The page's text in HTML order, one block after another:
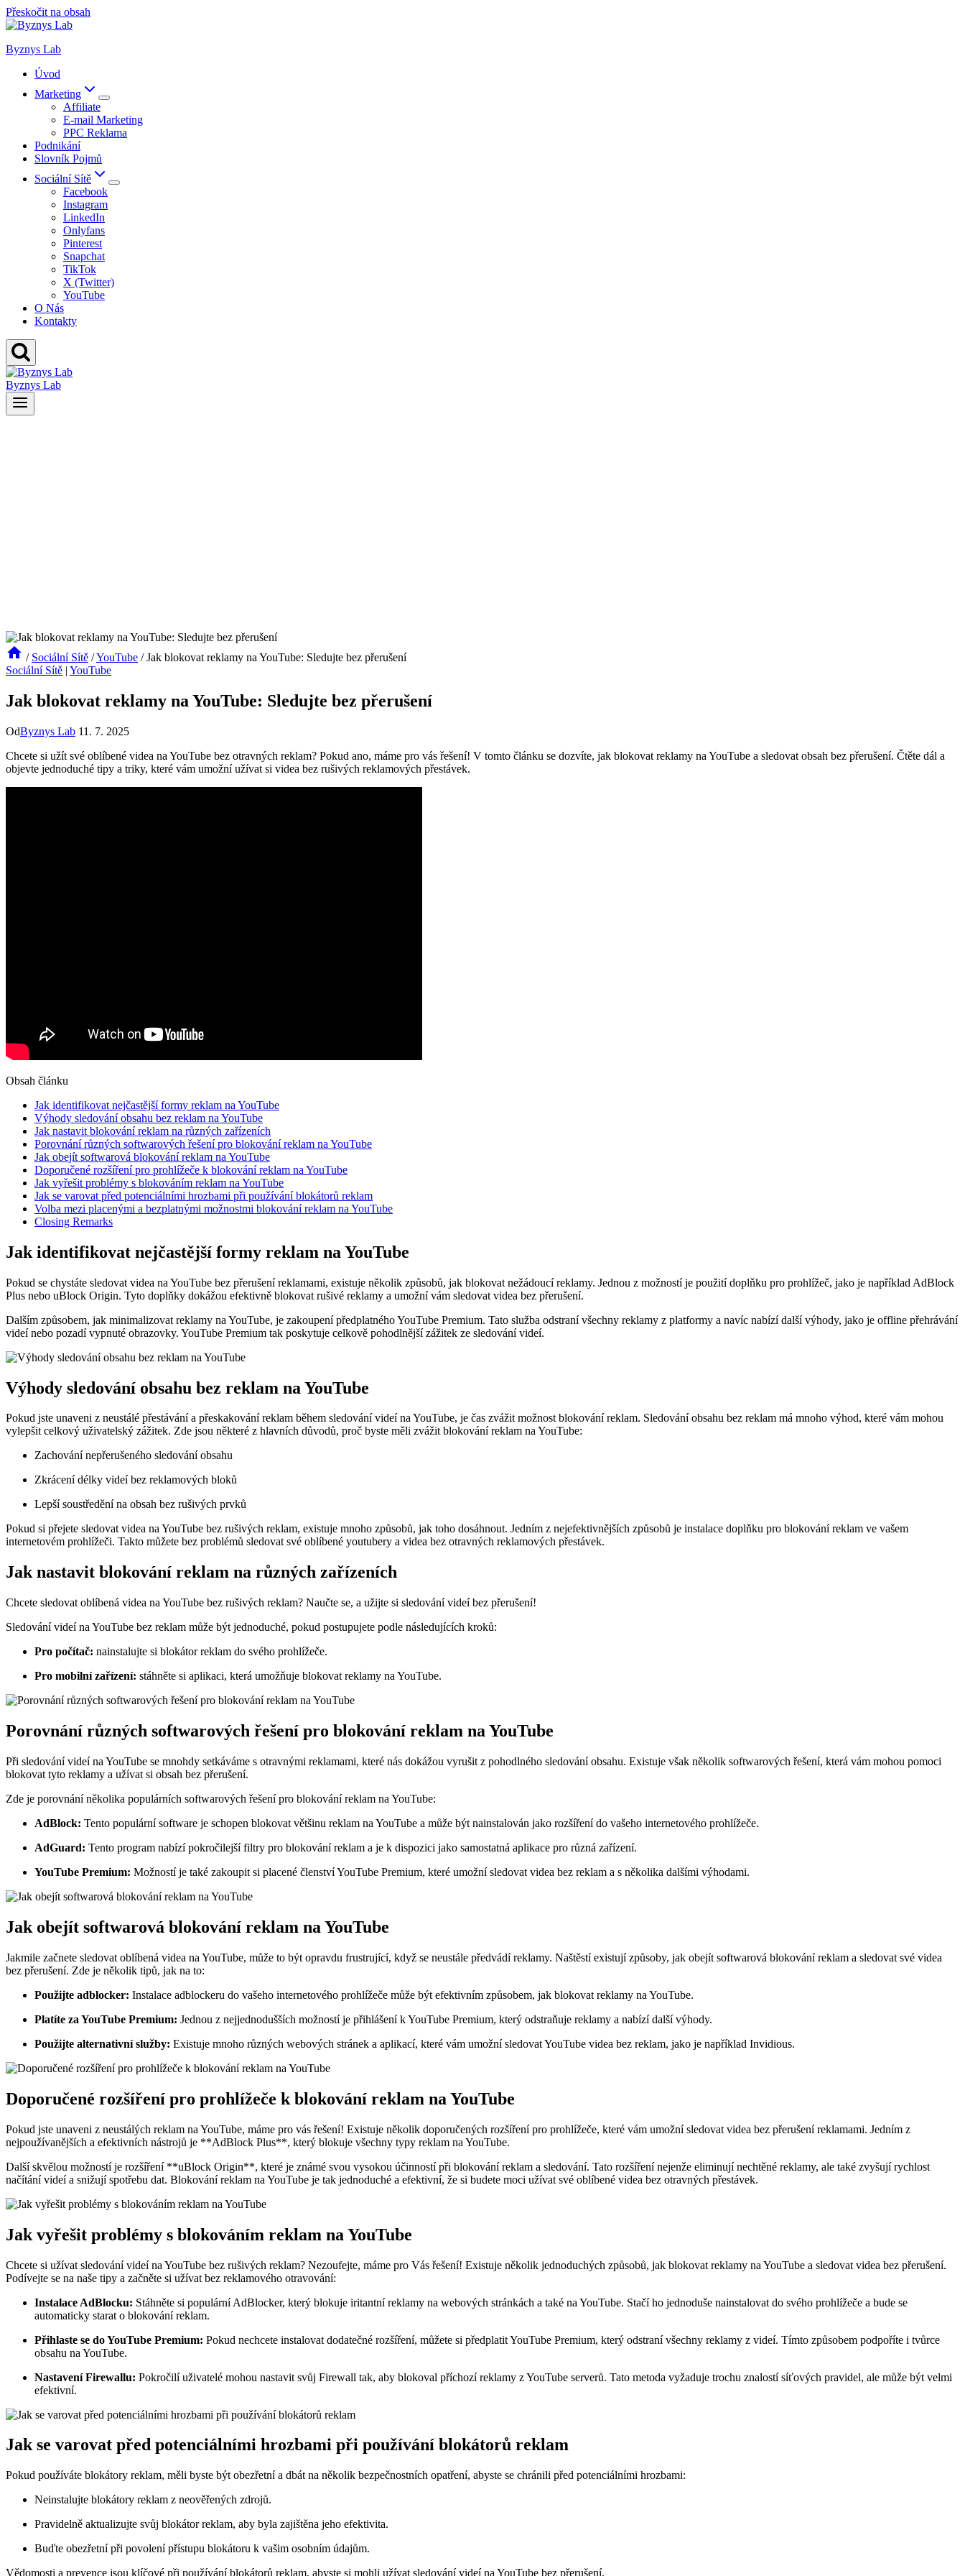
Přeskočit na obsah
Byznys Lab
Úvod
Marketing
Affiliate
E-mail Marketing
PPC Reklama
Podnikání
Slovník Pojmů
Sociální Sítě
Facebook
Instagram
LinkedIn
Onlyfans
Pinterest
Snapchat
TikTok
X (Twitter)
YouTube
O Nás
Kontakty
Byznys Lab
/ Sociální Sítě /YouTube / Jak blokovat reklamy na YouTube: Sledujte bez přerušení
Sociální Sítě | YouTube
Jak blokovat reklamy na YouTube: Sledujte bez přerušení
OdByznys Lab 11. 7. 2025
Chcete si užít své oblíbené videa na YouTube bez otravných reklam? Pokud ano, máme pro vás řešení! V tomto článku se dozvíte, jak blokovat reklamy na YouTube a sledovat obsah bez přerušení. Čtěte dál a
objevte jednoduché tipy a triky, které vám umožní užívat si videa bez rušivých reklamových přestávek.
Obsah článku
Jak identifikovat nejčastější formy reklam na YouTube
Výhody sledování obsahu bez reklam na YouTube
Jak nastavit blokování reklam na různých zařízeních
Porovnání různých softwarových řešení pro blokování reklam na YouTube
Jak obejít softwarová blokování reklam na YouTube
Doporučené rozšíření pro prohlížeče k blokování reklam na YouTube
Jak vyřešit problémy s blokováním reklam na YouTube
Jak se varovat před potenciálními hrozbami při používání blokátorů reklam
Volba mezi placenými a bezplatnými možnostmi blokování reklam na YouTube
Closing Remarks
Jak identifikovat nejčastější formy reklam na YouTube
Pokud se chystáte sledovat videa na YouTube bez přerušení reklamami, existuje několik způsobů, jak blokovat nežádoucí reklamy. Jednou z možností je použití doplňku pro prohlížeč, jako je například AdBlock
Plus nebo uBlock Origin. Tyto doplňky dokážou efektivně blokovat rušivé reklamy a umožní vám sledovat videa bez přerušení.
Dalším způsobem, jak minimalizovat reklamy na YouTube, je zakoupení předplatného YouTube Premium. Tato služba odstraní všechny reklamy z platformy a navíc nabízí další výhody, jako je offline přehrávání
videí nebo pozadí vypnuté obrazovky. YouTube Premium tak poskytuje celkově pohodlnější zážitek ze sledování videí.
Výhody sledování obsahu bez reklam na YouTube
Pokud jste unaveni z neustálé přestávání a přeskakování reklam během sledování videí na YouTube, je čas zvážit možnost blokování reklam. Sledování obsahu bez reklam má mnoho výhod, které vám mohou
vylepšit celkový uživatelský zážitek. Zde jsou některé z hlavních důvodů, proč byste měli zvážit blokování reklam na YouTube:
Zachování nepřerušeného sledování obsahu
Zkrácení délky videí bez reklamových bloků
Lepší soustředění na obsah bez rušivých prvků
Pokud si přejete sledovat videa na YouTube bez rušivých reklam, existuje mnoho způsobů, jak toho dosáhnout. Jedním z nejefektivnějších způsobů je instalace doplňku pro blokování reklam ve vašem
internetovém prohlížeči. Takto můžete bez problémů sledovat své oblíbené youtubery a videa bez otravných reklamových přestávek.
Jak nastavit blokování reklam na různých zařízeních
Chcete sledovat oblíbená videa na YouTube bez rušivých reklam? Naučte se, a užijte si sledování videí bez přerušení!
Sledování videí na YouTube bez reklam může být jednoduché, pokud postupujete podle následujících kroků:
Pro počítač: nainstalujte si blokátor reklam do svého prohlížeče.
Pro mobilní zařízení: stáhněte si aplikaci, která umožňuje blokovat reklamy na YouTube.
Porovnání různých softwarových řešení pro blokování reklam na YouTube
Při sledování videí na YouTube se mnohdy setkáváme s otravnými reklamami, které nás dokážou vyrušit z pohodlného sledování obsahu. Existuje však několik softwarových řešení, která vám mohou pomoci
blokovat tyto reklamy a užívat si obsah bez přerušení.
Zde je porovnání několika populárních softwarových řešení pro blokování reklam na YouTube:
AdBlock: Tento populární software je schopen blokovat většinu reklam na YouTube a může být nainstalován jako rozšíření do vašeho internetového prohlížeče.
AdGuard: Tento program nabízí pokročilejší filtry pro blokování reklam a je k dispozici jako samostatná aplikace pro různá zařízení.
YouTube Premium: Možností je také zakoupit si placené členství YouTube Premium, které umožní sledovat videa bez reklam a s několika dalšími výhodami.
Jak obejít softwarová blokování reklam na YouTube
Jakmile začnete sledovat oblíbená videa na YouTube, může to být opravdu frustrující, když se neustále předvádí reklamy. Naštěstí existují způsoby, jak obejít softwarová blokování reklam a sledovat své videa
bez přerušení. Zde je několik tipů, jak na to:
Použijte adblocker: Instalace adblockeru do vašeho internetového prohlížeče může být efektivním způsobem, jak blokovat reklamy na YouTube.
Platíte za YouTube Premium: Jednou z nejjednodušších možností je přihlášení k YouTube Premium, který odstraňuje reklamy a nabízí další výhody.
Použijte alternativní služby: Existuje mnoho různých webových stránek a aplikací, které vám umožní sledovat YouTube videa bez reklam, jako je například Invidious.
Doporučené rozšíření pro prohlížeče k blokování reklam na YouTube
Pokud jste unaveni z neustálých reklam na YouTube, máme pro vás řešení! Existuje několik doporučených rozšíření pro prohlížeče, které vám umožní sledovat videa bez přerušení reklamami. Jedním z
nejpoužívanějších a efektivních nástrojů je **AdBlock Plus**, který blokuje všechny typy reklam na YouTube.
Další skvělou možností je rozšíření **uBlock Origin**, které je známé svou vysokou účinností při blokování reklam a sledování. Tato rozšíření nejenže eliminují nechtěné reklamy, ale také zvyšují rychlost
načítání videí a snižují spotřebu dat. Blokování reklam na YouTube je tak jednoduché a efektivní, že si budete moci užívat své oblíbené videa bez otravných přestávek.
Jak vyřešit problémy s blokováním reklam na YouTube
Chcete si užívat sledování videí na YouTube bez rušivých reklam? Nezoufejte, máme pro Vás řešení! Existuje několik jednoduchých způsobů, jak blokovat reklamy na YouTube a sledovat videa bez přerušení.
Podívejte se na naše tipy a začněte si užívat bez reklamového otravování:
Instalace AdBlocku: Stáhněte si populární AdBlocker, který blokuje iritantní reklamy na webových stránkách a také na YouTube. Stačí ho jednoduše nainstalovat do svého prohlížeče a bude se
automaticky starat o blokování reklam.
Přihlaste se do YouTube Premium: Pokud nechcete instalovat dodatečné rozšíření, můžete si předplatit YouTube Premium, který odstraní všechny reklamy z videí. Tímto způsobem podpoříte i tvůrce
obsahu na YouTube.
Nastavení Firewallu: Pokročilí uživatelé mohou nastavit svůj Firewall tak, aby blokoval příchozí reklamy z YouTube serverů. Tato metoda vyžaduje trochu znalostí síťových pravidel, ale může být velmi
efektivní.
Jak se varovat před potenciálními hrozbami při používání blokátorů reklam
Pokud používáte blokátory reklam, měli byste být obezřetní a dbát na několik bezpečnostních opatření, abyste se chránili před potenciálními hrozbami:
Neinstalujte blokátory reklam z neověřených zdrojů.
Pravidelně aktualizujte svůj blokátor reklam, aby byla zajištěna jeho efektivita.
Buďte obezřetní při povolení přístupu blokátoru k vašim osobním údajům.
Vědomosti a prevence jsou klíčové při používání blokátorů reklam, abyste si mohli užívat sledování videí na YouTube bez přerušení.